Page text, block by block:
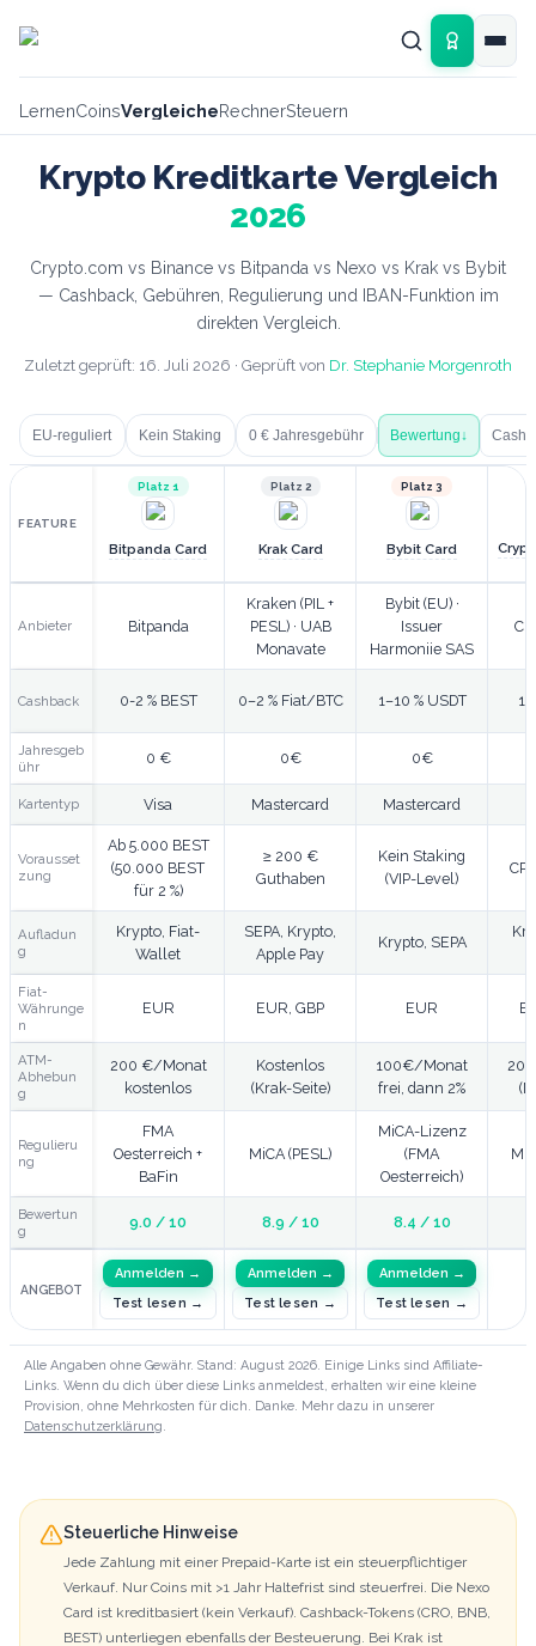
LernenCoinsVergleicheRechnerSteuern
Krypto Kreditkarte Vergleich
2026
Crypto.com vs Binance vs Bitpanda vs Nexo vs Krak vs Bybit
— Cashback, Gebühren, Regulierung und IBAN-Funktion im
direkten Vergleich.
Zuletzt geprüft: 16. Juli 2026 · Geprüft von Dr. Stephanie Morgenroth
EU-reguliert Kein Staking 0 € Jahresgebühr Bewertung↓
Krypto-Kreditkarten Vergleich: Cashback, Gebuehren,
FEATURE
Platz 1
Bitpanda Card
Platz 2
Krak Card
Platz 3
Bybit Card
Anbieter Bitpanda
Kraken (PIL +
PESL) · UAB
Monavate
Bybit (EU) ·
Issuer
Harmoniie SAS
Cashback 0-2 % BEST 0–2 % Fiat/BTC 1–10 % USDT
Jahresgeb
ühr
0 € 0€ 0€
Kartentyp Visa Mastercard Mastercard
Vorausset
zung
Ab 5.000 BEST
(50.000 BEST
für 2 %)
≥ 200 €
Guthaben
Kein Staking
(VIP-Level)
Aufladun
g
Krypto, Fiat-
Wallet
SEPA, Krypto,
Apple Pay
Krypto, SEPA
Fiat-
Währunge
n
EUR EUR, GBP EUR
ATM-
Abhebun
g
200 €/Monat
kostenlos
Kostenlos
(Krak-Seite)
100€/Monat
frei, dann 2%
Regulieru
ng
FMA
Oesterreich +
BaFin
MiCA (PESL)
MiCA-Lizenz
(FMA
Oesterreich)
Bewertun
g
9.0 / 10 8.9 / 10 8.4 / 10
ANGEBOT
Anmelden →
Test lesen →
Anmelden →
Test lesen →
Anmelden →
Test lesen →
Alle Angaben ohne Gewähr. Stand: August 2026. Einige Links sind Affiliate-
Links. Wenn du dich über diese Links anmeldest, erhalten wir eine kleine
Provision, ohne Mehrkosten für dich. Danke. Mehr dazu in unserer
Datenschutzerklärung.
Steuerliche Hinweise
Jede Zahlung mit einer Prepaid-Karte ist ein steuerpflichtiger
Verkauf. Nur Coins mit >1 Jahr Haltefrist sind steuerfrei. Die Nexo
Card ist kreditbasiert (kein Verkauf). Cashback-Tokens (CRO, BNB,
BEST) unterliegen ebenfalls der Besteuerung. Bei Krak ist